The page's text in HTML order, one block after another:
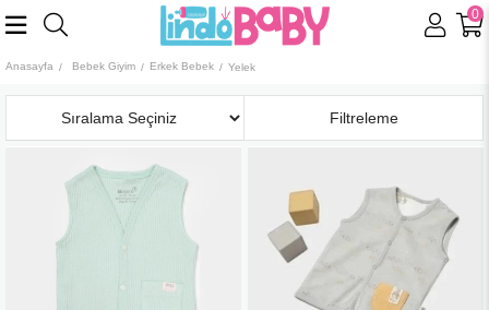
0
Anasayfa Bebek Giyim Erkek Bebek Yelek
Filtreleme
Sıralama